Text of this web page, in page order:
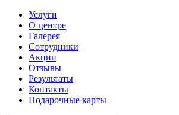
Услуги
О центре
Галерея
Сотрудники
Акции
Отзывы
Результаты
Контакты
Подарочные карты